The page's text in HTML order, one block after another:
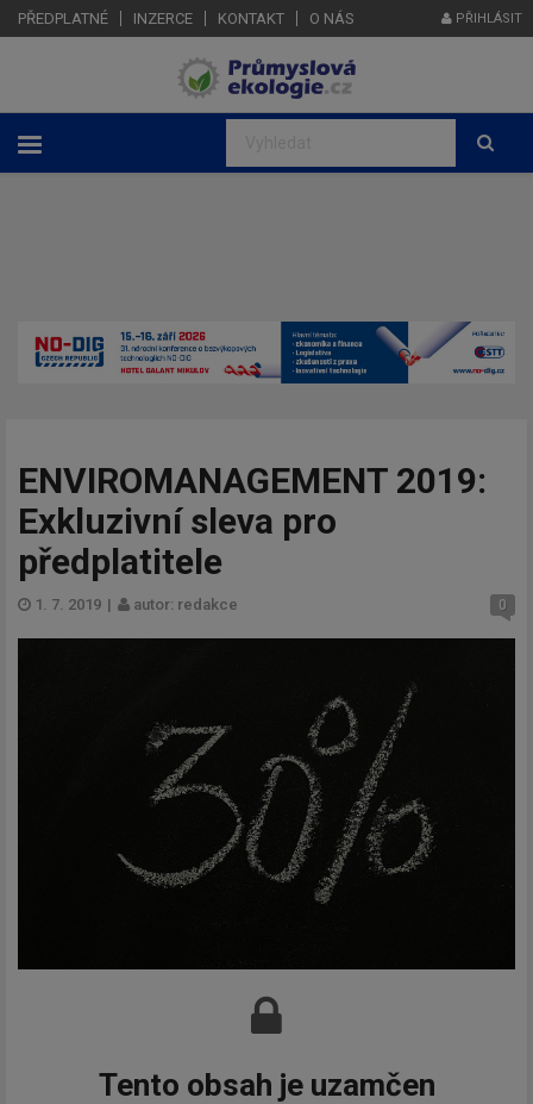
PŘEDPLATNÉ INZERCE KONTAKT O NÁS PŘIHLÁSIT
ENVIROMANAGEMENT 2019:
Exkluzivní sleva pro
předplatitele
1. 7. 2019 | autor: redakce 0
Tento obsah je uzamčen